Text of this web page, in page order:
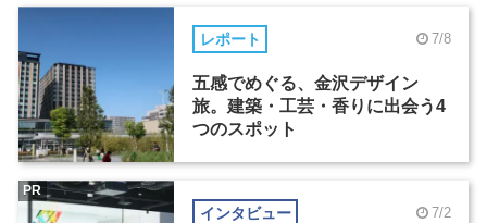
レポート 7/8
五感でめぐる、金沢デザイン
旅。建築・工芸・香りに出会う4
つのスポット
インタビュー 7/2
PR